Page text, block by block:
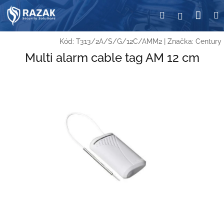
Přejít
na
obsah
HledatPřihlášení
Kód: T313/2A/S/G/12C/AMM2 Značka: Century
Multi alarm cable tag AM 12 cm